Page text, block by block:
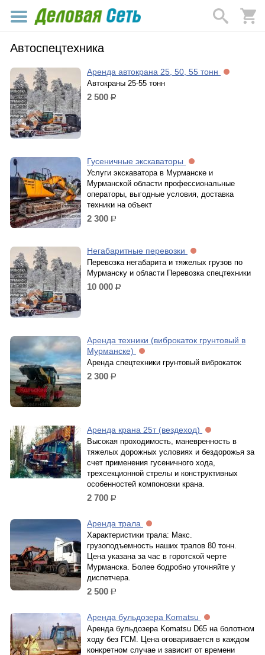
Автоспецтехника
Аренда автокрана 25, 50, 55 тонн
Автокраны 25-55 тонн
2 500 р.
Гусеничные экскаваторы
Услуги экскаватора в Мурманске и
Мурманской области профессиональные
операторы, выгодные условия, доставка
техники на объект
2 300 р.
Негабаритные перевозки
Перевозка негабарита и тяжелых грузов по
Мурманску и области Перевозка спецтехники
10 000 р.
Аренда техники (виброкаток грунтовый в
Мурманске)
Аренда спецтехники грунтовый виброкаток
2 300 р.
Аренда крана 25т (вездеход)
Высокая проходимость, маневренность в
тяжелых дорожных условиях и бездорожья за
счет применения гусеничного хода,
трехсекционной стрелы и конструктивных
особенностей компоновки крана.
2 700 р.
Аренда трала
Характеристики трала: Макс.
грузоподъемность наших тралов 80 тонн.
Цена указана за час в горотской черте
Мурманска. Более бодробно уточняйте у
диспетчера.
2 500 р.
Аренда бульдозера Komatsu
Аренда бульдозера Komatsu D65 на болотном
ходу без ГСМ. Цена оговаривается в каждом
конкретном случае и зависит от времени